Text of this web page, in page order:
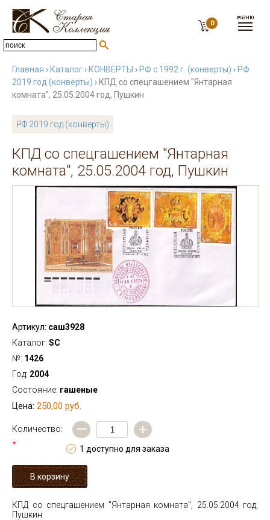
0
Главная › Каталог › КОНВЕРТЫ › РФ с 1992 г. (конверты) › РФ
2019 год (конверты) › КПД со спецгашением "Янтарная
комната", 25.05.2004 год, Пушкин
РФ 2019 год (конверты)
КПД со спецгашением "Янтарная
комната", 25.05.2004 год, Пушкин
Артикул: саш3928
Каталог: SC
№: 1426
Год: 2004
Состояние: гашеные
Цена: 250,00 руб.
Количество:
*
— +
1 доступно для заказа
КПД со спецгашением "Янтарная комната", 25.05.2004 год,
Пушкин